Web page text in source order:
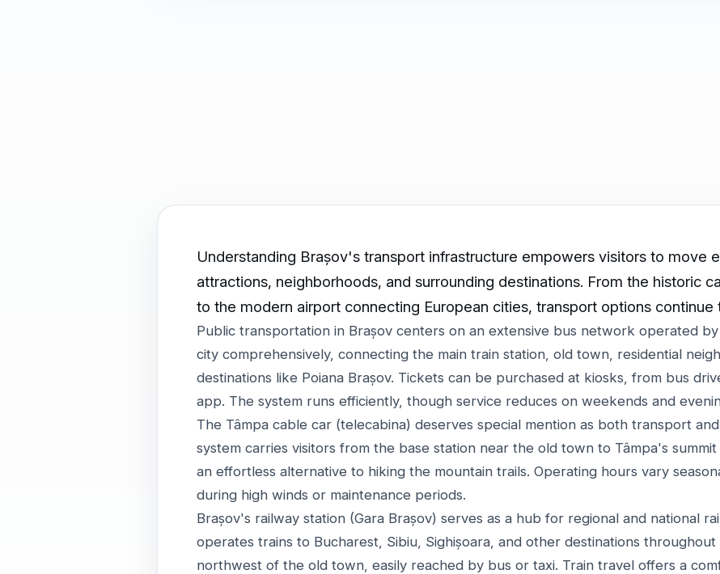
Understanding Brașov's transport infrastructure empowers visitors to move
attractions, neighborhoods, and surrounding destinations. From the historic
to the modern airport connecting European cities, transport options continue
Public transportation in Brașov centers on an extensive bus network operated by
city comprehensively, connecting the main train station, old town, residential
destinations like Poiana Brașov. Tickets can be purchased at kiosks, from bus
app. The system runs efficiently, though service reduces on weekends and
The Tâmpa cable car (telecabina) deserves special mention as both transport
system carries visitors from the base station near the old town to Tâmpa's
an effortless alternative to hiking the mountain trails. Operating hours vary
during high winds or maintenance periods.
Brașov's railway station (Gara Brașov) serves as a hub for regional and national
operates trains to Bucharest, Sibiu, Sighișoara, and other destinations throughout
northwest of the old town, easily reached by bus or taxi. Train travel offers a